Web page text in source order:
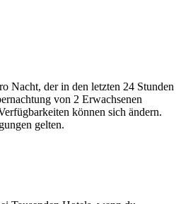
Nacht, der in den letzten 24 Stunden
von 2 Erwachsenen
können sich ändern.
gelten.